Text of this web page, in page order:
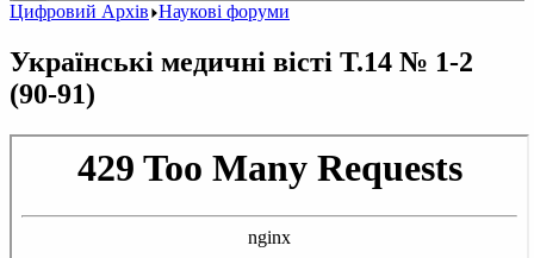
Цифровий Архів Наукові форуми
Українські медичні вісті Т.14 № 1-2
(90-91)